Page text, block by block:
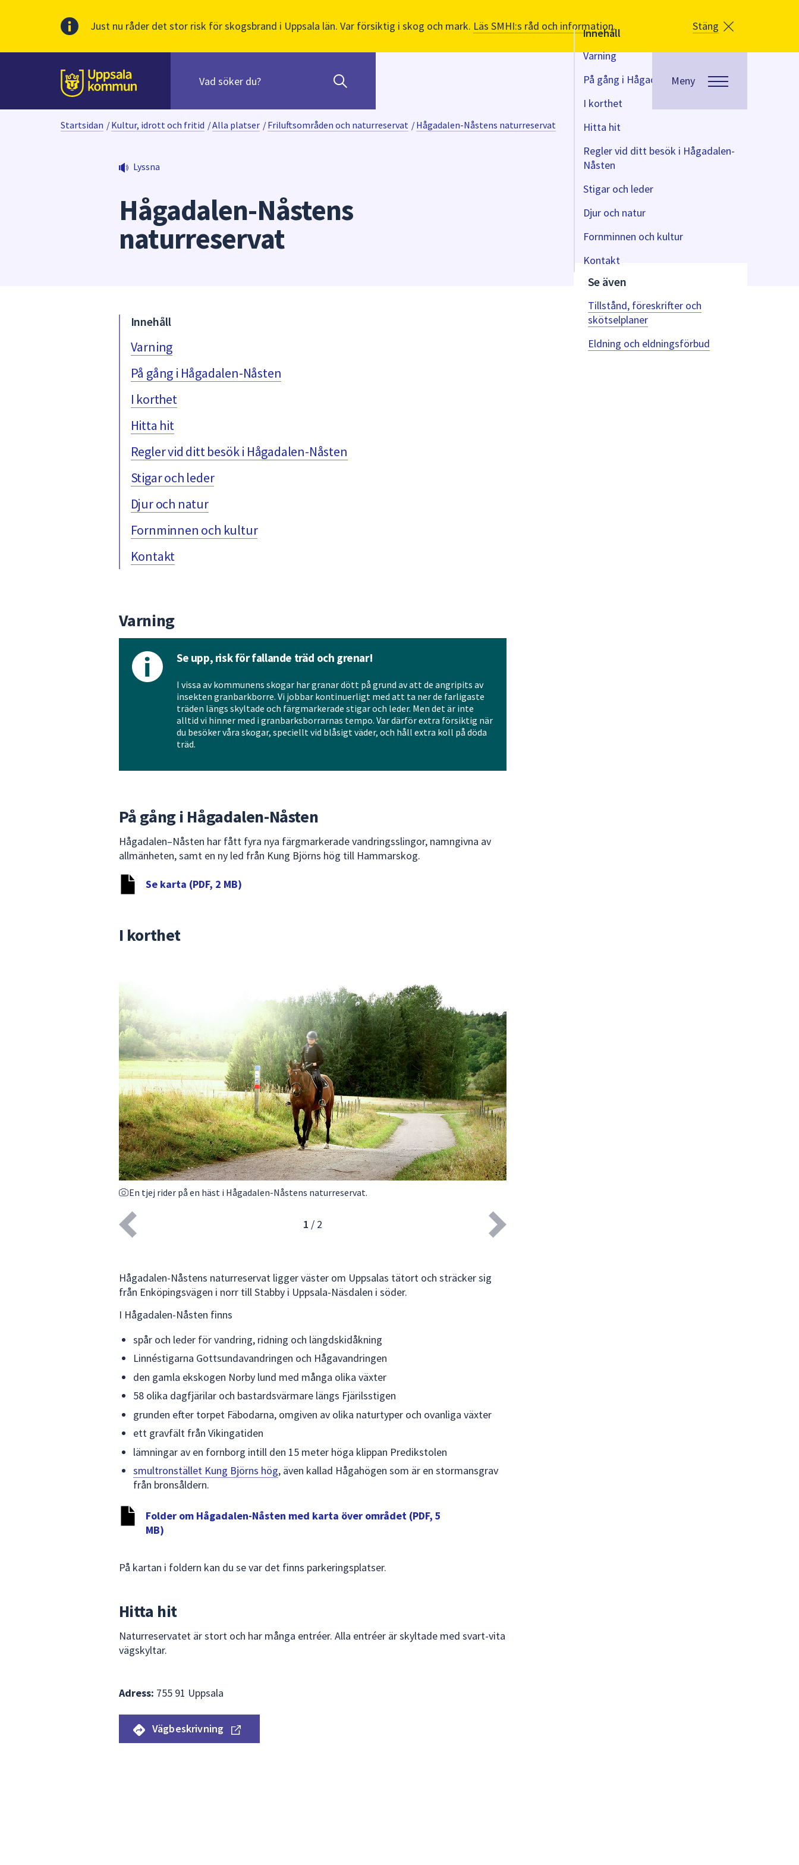
Just nu råder det stor risk för skogsbrand i Uppsala län. Var försiktig i skog och mark. Läs SMHI:s råd och information. Stäng
Till sidans
huvudinnehåll
innehåll
När
sökfältet
kommer
att
piltangenterna
för
att
navigera
mellan
och
för
att
välja
något
av
dem.
Meny
Startsidan /Kultur, idrott och fritid /Alla platser /Friluftsområden och naturreservat /Hågadalen-Nåstens naturreservat
Lyssna
Hågadalen-Nåstens
naturreservat
Innehåll
Varning
På gång i Hågadalen-Nåsten
I korthet
Hitta hit
Regler vid ditt besök i Hågadalen-Nåsten
Stigar och leder
Djur och natur
Fornminnen och kultur
Kontakt
Varning
Se upp, risk för fallande träd och grenar!
I vissa av kommunens skogar har granar dött på grund av att de angripits av
insekten granbarkborre. Vi jobbar kontinuerligt med att ta ner de farligaste
träden längs skyltade och färgmarkerade stigar och leder. Men det är inte
alltid vi hinner med i granbarksborrarnas tempo. Var därför extra försiktig när
du besöker våra skogar, speciellt vid blåsigt väder, och håll extra koll på döda
träd.
På gång i Hågadalen-Nåsten
Hågadalen–Nåsten har fått fyra nya färgmarkerade vandringsslingor, namngivna av
allmänheten, samt en ny led från Kung Björns hög till Hammarskog.
Se karta (PDF, 2 MB)
I korthet
av
2
En tjej rider på en häst i Hågadalen-Nåstens naturreservat.
1 / 2
Hågadalen-Nåstens naturreservat ligger väster om Uppsalas tätort och sträcker sig
från Enköpingsvägen i norr till Stabby i Uppsala-Näsdalen i söder.
I Hågadalen-Nåsten finns
spår och leder för vandring, ridning och längdskidåkning
Linnéstigarna Gottsundavandringen och Hågavandringen
den gamla ekskogen Norby lund med många olika växter
58 olika dagfjärilar och bastardsvärmare längs Fjärilsstigen
grunden efter torpet Fäbodarna, omgiven av olika naturtyper och ovanliga växter
ett gravfält från Vikingatiden
lämningar av en fornborg intill den 15 meter höga klippan Predikstolen
smultronstället Kung Björns hög, även kallad Hågahögen som är en stormansgrav
från bronsåldern.
Folder om Hågadalen-Nåsten med karta över området (PDF, 5
MB)
På kartan i foldern kan du se var det finns parkeringsplatser.
Hitta hit
Naturreservatet är stort och har många entréer. Alla entréer är skyltade med svart-vita
vägskyltar.
Adress: 755 91 Uppsala
Vägbeskrivning
Se även
Tillstånd, föreskrifter och
skötselplaner
Eldning och eldningsförbud
Innehåll
Varning
På gång i Hågadalen-Nåsten
I korthet
Hitta hit
Regler vid ditt besök i Hågadalen-
Nåsten
Stigar och leder
Djur och natur
Fornminnen och kultur
Kontakt